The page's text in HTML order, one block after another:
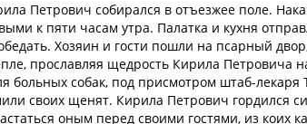
Петрович собирался в отъезжее поле.
к пяти часам утра. Палатка и кухня
Хозяин и гости пошли на псарный
прославляя щедрость Кирила Петровича
больных собак, под присмотром штаб-
своих щенят. Кирила Петрович гордился
оным перед своими гостями, из коих